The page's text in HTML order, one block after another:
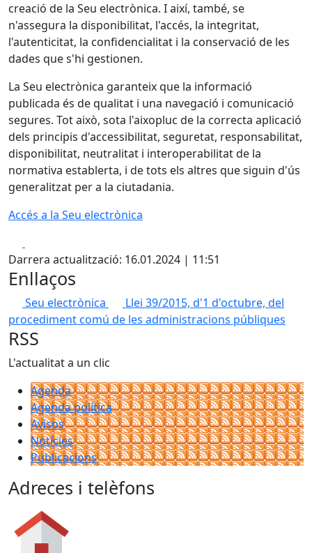
creació de la Seu electrònica. I així, també, se
n'assegura la disponibilitat, l'accés, la integritat,
l'autenticitat, la confidencialitat i la conservació de les
dades que s'hi gestionen.
La Seu electrònica garanteix que la informació
publicada és de qualitat i una navegació i comunicació
segures. Tot això, sota l'aixopluc de la correcta aplicació
dels principis d'accessibilitat, seguretat, responsabilitat,
disponibilitat, neutralitat i interoperabilitat de la
normativa establerta, i de tots els altres que siguin d'ús
generalitzat per a la ciutadania.
Accés a la Seu electrònica
Darrera actualització: 16.01.2024 | 11:51
Enllaços
Seu electrònica
Llei 39/2015, d'1 d'octubre, del
procediment comú de les administracions públiques
RSS
L'actualitat a un clic
Agenda
Agenda política
Avisos
Notícies
Publicacions
Adreces i telèfons